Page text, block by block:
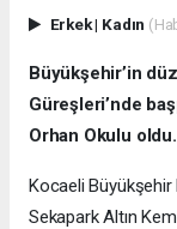
Erkek| Kadın
Büyükşehir’in
Güreşleri’nde
Orhan Okulu
Kocaeli Büyükşehir
Sekapark Altın